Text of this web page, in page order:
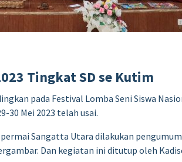
Tingkat SD se Kutim
pada Festival Lomba Seni Siswa
30 Mei 2023 telah usai.
Sangatta Utara dilakukan
Dan kegiatan ini ditutup oleh